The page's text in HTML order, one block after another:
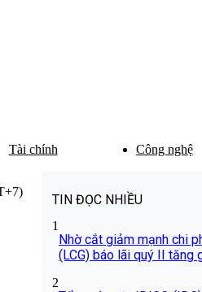
Tài chính Công nghệ
TIN ĐỌC NHIỀU
1
Nhờ cắt giảm mạnh chi
(LCG) báo lãi quý II tăng
2